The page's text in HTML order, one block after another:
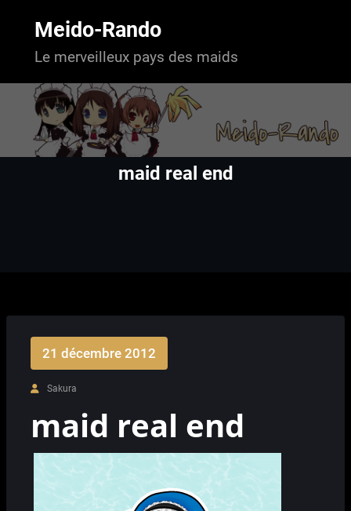
Meido-Rando
Le merveilleux pays des maids
maid real end
21 décembre 2012
Sakura
maid real end